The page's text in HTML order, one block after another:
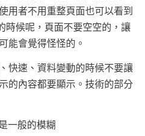
用者不用重整頁面也可以看到
時候呢，頁面不要空空的，讓
能會覺得怪怪的。
快速、資料變動的時候不要讓
的內容都要顯示。技術的部分
一般的模糊